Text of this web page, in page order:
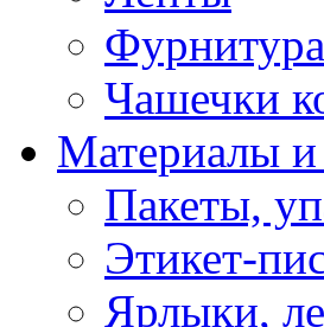
Чашечки
Материалы и
Пакеты,
Этикет-
Ярлыки,